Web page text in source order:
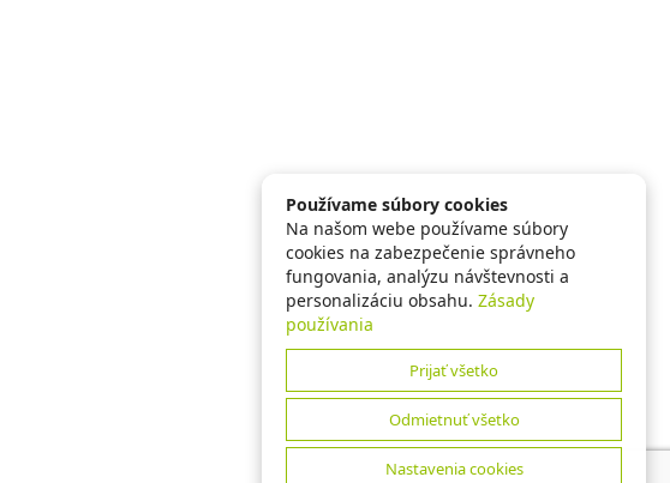
Používame súbory cookies
Na našom webe používame súbory
cookies na zabezpečenie správneho
fungovania, analýzu návštevnosti a
personalizáciu obsahu. Zásady
používania
Prijať všetko
Odmietnuť všetko
Nastavenia cookies